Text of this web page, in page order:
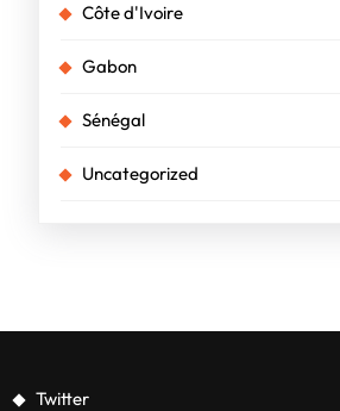
Côte d'Ivoire
Gabon
Sénégal
Uncategorized
Twitter